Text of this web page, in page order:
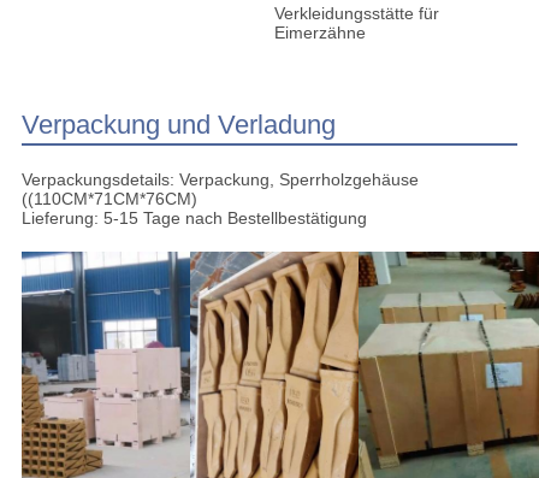
Verkleidungsstätte für
Eimerzähne
Verpackung und Verladung
Verpackungsdetails: Verpackung, Sperrholzgehäuse
((110CM*71CM*76CM)
Lieferung: 5-15 Tage nach Bestellbestätigung